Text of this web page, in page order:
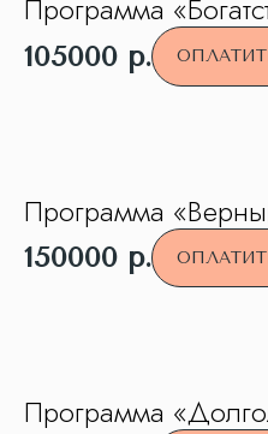
Программа
105000 р.
Программа
150000 р.
Программа